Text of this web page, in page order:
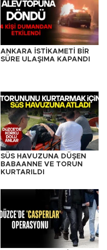
ANKARA İSTİKAMETİ BİR
SÜRE ULAŞIMA KAPANDI
SÜS HAVUZUNA DÜŞEN
BABAANNE VE TORUN
KURTARILDI